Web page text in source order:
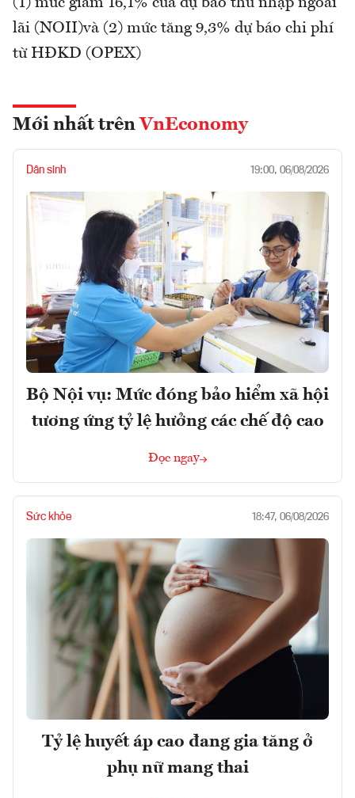
lãi (NOII)và (2) mức tăng 9,3% dự báo chi phí
từ HĐKD (OPEX)
Mới nhất trên VnEconomy
Dân sinh 19:00, 06/08/2026
Bộ Nội vụ: Mức đóng bảo hiểm xã hội
tương ứng tỷ lệ hưởng các chế độ cao
Đọc ngay
Sức khỏe 18:47, 06/08/2026
Tỷ lệ huyết áp cao đang gia tăng ở
phụ nữ mang thai